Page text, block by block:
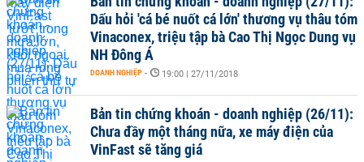
Dấu hỏi 'cá bé nuốt cá lớn' thương vụ thâu tóm
Vinaconex, triệu tập bà Cao Thị Ngọc Dung vụ
NH Đông Á
DOANH NGHIỆP - 19:00 | 27/11/2018
Bản tin chứng khoán - doanh nghiệp (26/11):
Chưa đầy một tháng nữa, xe máy điện của
VinFast sẽ tăng giá